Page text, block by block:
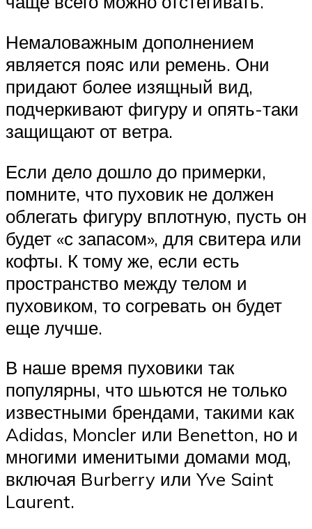
Немаловажным дополнением
является пояс или ремень. Они
придают более изящный вид,
подчеркивают фигуру и опять-таки
защищают от ветра.
Если дело дошло до примерки,
помните, что пуховик не должен
облегать фигуру вплотную, пусть он
будет «с запасом», для свитера или
кофты. К тому же, если есть
пространство между телом и
пуховиком, то согревать он будет
еще лучше.
В наше время пуховики так
популярны, что шьются не только
известными брендами, такими как
Adidas, Moncler или Benetton, но и
многими именитыми домами мод,
включая Burberry или Yve Saint
Laurent.